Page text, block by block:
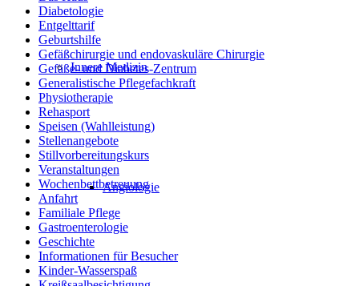
Innere Medizin
Angiologie
Diabetologie
Entgelttarif
Geburtshilfe
Gefäßchirurgie und endovaskuläre Chirurgie
Gefäße- und Diabetes-Zentrum
Generalistische Pflegefachkraft
Physiotherapie
Rehasport
Speisen (Wahlleistung)
Stellenangebote
Stillvorbereitungskurs
Veranstaltungen
Wochenbettbetreuung
Anfahrt
Familiale Pflege
Gastroenterologie
Geschichte
Informationen für Besucher
Kinder-Wasserspaß